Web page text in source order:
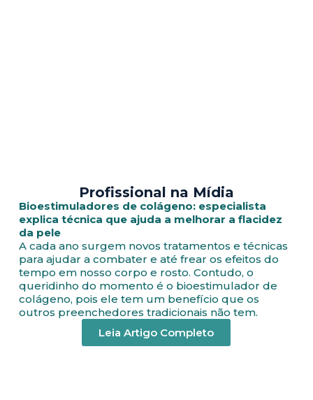
Profissional na Mídia
Bioestimuladores de colágeno: especialista
explica técnica que ajuda a melhorar a flacidez
da pele
A cada ano surgem novos tratamentos e técnicas
para ajudar a combater e até frear os efeitos do
tempo em nosso corpo e rosto. Contudo, o
queridinho do momento é o bioestimulador de
colágeno, pois ele tem um benefício que os
outros preenchedores tradicionais não tem.
Leia Artigo Completo